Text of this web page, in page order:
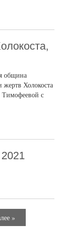
община
жертв Холокоста
Тимофеевой с
»